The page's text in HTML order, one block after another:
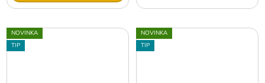
NOVINKA
TIP
NOVINKA
TIP